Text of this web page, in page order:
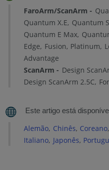
Configurações
Básicas
para
Calibração-
V1,
V2
básicas
para
FaroArm/ScanArm
Quantum X.E Quantum
Quantum E Max
Edge Fusion Platinum
Advantage
ScanArm
Design
Design ScanArm 2.5C
Alemão Chinês Coreano
Italiano Japonês